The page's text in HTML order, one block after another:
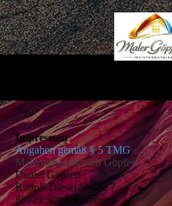
Impressum
Angaben gemäß § 5 TMG
Malermeisterbetrieb Göpfert
Daniel Göpfert
Rudolf-Diesel-Straße 7
86529 Schrobenhausen